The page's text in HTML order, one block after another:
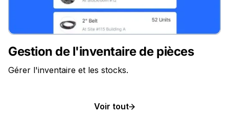
Gestion de l'inventaire de pièces
Gérer l'inventaire et les stocks.
Voir tout